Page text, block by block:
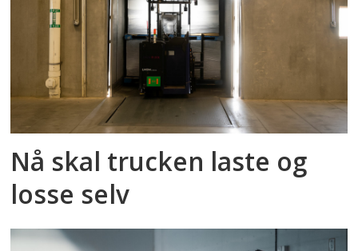
Nå skal trucken laste og
losse selv